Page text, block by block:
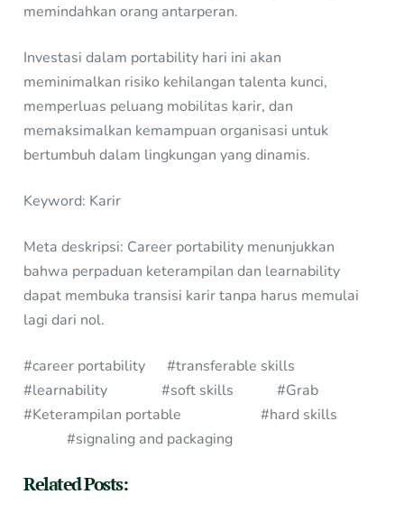
memindahkan orang antarperan.
Investasi dalam portability hari ini akan
meminimalkan risiko kehilangan talenta kunci,
memperluas peluang mobilitas karir, dan
memaksimalkan kemampuan organisasi untuk
bertumbuh dalam lingkungan yang dinamis.
Keyword: Karir
Meta deskripsi: Career portability menunjukkan
bahwa perpaduan keterampilan dan learnability
dapat membuka transisi karir tanpa harus memulai
lagi dari nol.
#career portability #transferable skills
#learnability #soft skills #Grab
#Keterampilan portable #hard skills
#signaling and packaging
Related Posts: